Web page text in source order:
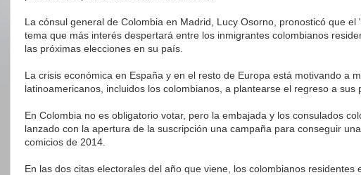
La cónsul general de Colombia en Madrid, Lucy Osorno, pronosticó que
tema que más interés despertará entre los inmigrantes colombianos
las próximas elecciones en su país.
La crisis económica en España y en el resto de Europa está motivando a
latinoamericanos, incluidos los colombianos, a plantearse el regreso a sus
En Colombia no es obligatorio votar, pero la embajada y los consulados
lanzado con la apertura de la suscripción una campaña para conseguir
comicios de 2014.
En las dos citas electorales del año que viene, los colombianos residentes